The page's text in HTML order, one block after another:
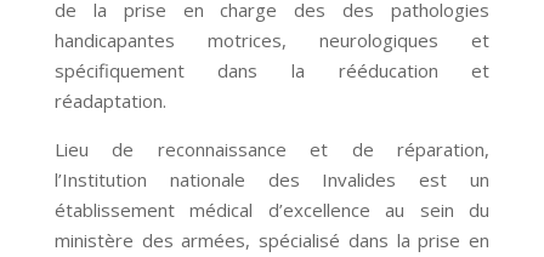
de la prise en charge des des pathologies
handicapantes motrices, neurologiques et
spécifiquement dans la rééducation et
réadaptation.
Lieu de reconnaissance et de réparation,
l’Institution nationale des Invalides est un
établissement médical d’excellence au sein du
ministère des armées, spécialisé dans la prise en